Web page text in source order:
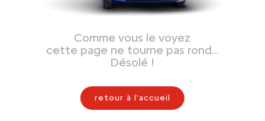
Comme vous le voyez
cette page ne tourne pas rond…
Désolé !
retour à l'accueil